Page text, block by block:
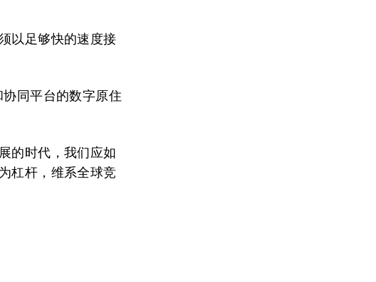
以足够快的速度接
同平台的数字原住
的时代，我们应如
杠杆，维系全球竞